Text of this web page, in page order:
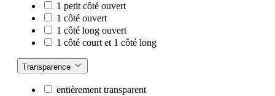
1 petit côté ouvert
1 côté ouvert
1 côté long ouvert
1 côté court et 1 côté long
Transparence
entièrement transparent